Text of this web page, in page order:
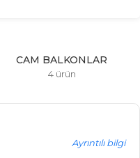
CAM BALKONLAR
4 ürün
Ayrıntılı bilgi